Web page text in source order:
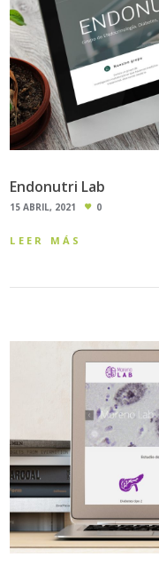
Endonutri Lab
15 ABRIL, 2021 0
LEER MÁS